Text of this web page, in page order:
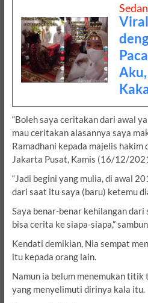
“Boleh saya ceritakan dari awal
mau ceritakan alasannya saya
Ramadhani kepada majelis hakim
Jakarta Pusat, Kamis (16/12/
“Jadi begini yang mulia, di awal
dari saat itu saya (baru) ketemu
Saya benar-benar kehilangan
bisa cerita ke siapa-siapa,”
Kendati demikian, Nia sempat
itu kepada orang lain.
Namun ia belum menemukan
yang menyelimuti dirinya kala itu.